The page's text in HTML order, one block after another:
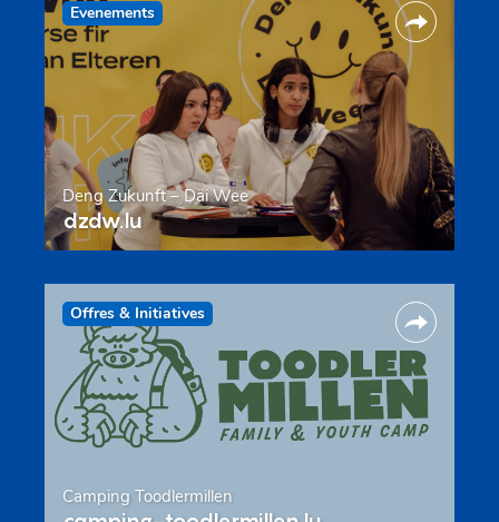
Evenements
Deng Zukunft – Däi Wee
dzdw.lu
Offres & Initiatives
Camping Toodlermillen